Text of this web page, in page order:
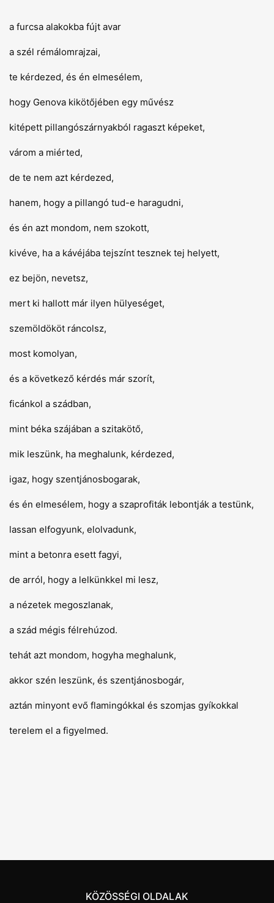
a furcsa alakokba fújt avar
a szél rémálomrajzai,
te kérdezed, és én elmesélem,
hogy Genova kikötőjében egy művész
kitépett pillangószárnyakból ragaszt képeket,
várom a miérted,
de te nem azt kérdezed,
hanem, hogy a pillangó tud-e haragudni,
és én azt mondom, nem szokott,
kivéve, ha a kávéjába tejszínt tesznek tej helyett,
ez bejön, nevetsz,
mert ki hallott már ilyen hülyeséget,
szemöldököt ráncolsz,
most komolyan,
és a következő kérdés már szorít,
ficánkol a szádban,
mint béka szájában a szitakötő,
mik leszünk, ha meghalunk, kérdezed,
igaz, hogy szentjánosbogarak,
és én elmesélem, hogy a szaprofiták lebontják a testünk,
lassan elfogyunk, elolvadunk,
mint a betonra esett fagyi,
de arról, hogy a lelkünkkel mi lesz,
a nézetek megoszlanak,
a szád mégis félrehúzod.
tehát azt mondom, hogyha meghalunk,
akkor szén leszünk, és szentjánosbogár,
aztán minyont evő flamingókkal és szomjas gyíkokkal
terelem el a figyelmed.
KÖZÖSSÉGI OLDALAK